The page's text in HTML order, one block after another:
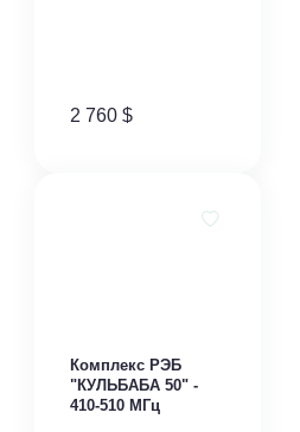
2 760 $
Комплекс РЭБ
"КУЛЬБАБА 50" -
410-510 МГц